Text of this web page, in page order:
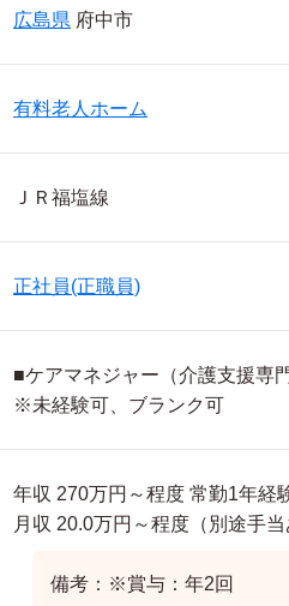
広島県 府中市
有料老人ホーム
ＪＲ福塩線
正社員(正職員)
■ケアマネジャー（介護支援専
※未経験可、ブランク可
年収 270万円～程度 常勤1年経
月収 20.0万円～程度（別途手
備考：※賞与：年2回